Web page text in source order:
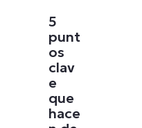
5
punt
os
clav
e
que
hace